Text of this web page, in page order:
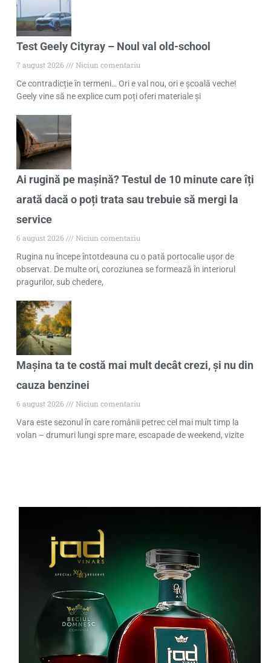
Test Geely Cityray – Noul val old-school
7 august 2026
Niciun comentariu
Ce contradicție în termeni… Ori e val nou, ori e școală veche!
Geely vine să ne explice cum poți oferi materiale și
Ai rugină pe mașină? Testul de 10 minute care îți
arată dacă o poți trata sau trebuie să mergi la
service
6 august 2026
Niciun comentariu
Rugina nu începe întotdeauna cu o pată portocalie ușor de
observat. De multe ori, coroziunea se formează în interiorul
pragurilor, sub chedere,
Mașina ta te costă mai mult decât crezi, și nu din
cauza benzinei
6 august 2026
Niciun comentariu
Vara este sezonul în care românii petrec cel mai mult timp la
volan – drumuri lungi spre mare, escapade de weekend, vizite